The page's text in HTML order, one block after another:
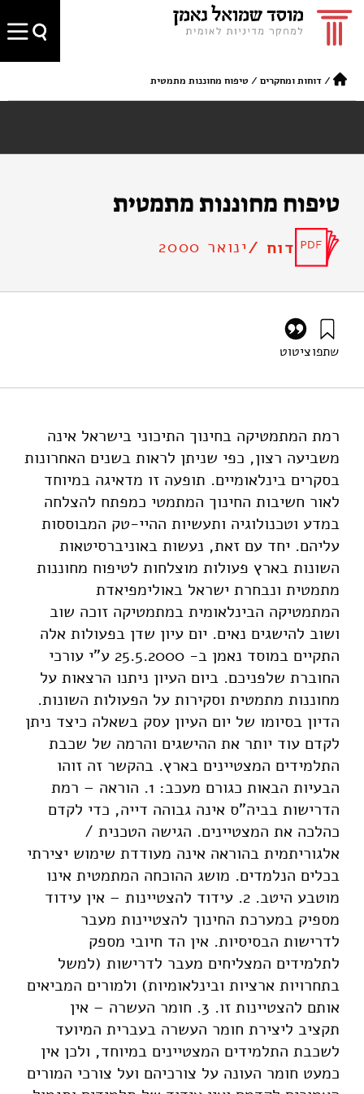
/דוחות ומחקרים /טיפוח מחוננות מתמטית
טיפוח מחוננות מתמטית
דוח /ינואר 2000
שתפוציטוט
רמת המתמטיקה בחינוך התיכוני בישראל אינה
משביעה רצון, כפי שניתן לראות בשנים האחרונות
בסקרים בינלאומיים. תופעה זו מדאיגה במיוחד
לאור חשיבות החינוך המתמטי כמפתח להצלחה
במדע וטכנולוגיה ותעשיות ההיי-טק המבוססות
עליהם. יחד עם זאת, נעשות באוניברסיטאות
השונות בארץ פעולות מוצלחות לטיפוח מחוננות
מתמטית ונבחרת ישראל באולימפיאדת
המתמטיקה הבינלאומית במתמטיקה זוכה שוב
ושוב להישגים נאים. יום עיון שדן בפעולות אלה
התקיים במוסד נאמן ב- 25.5.2000 ע"י עורכי
החוברת שלפניכם. ביום העיון ניתנו הרצאות על
מחוננות מתמטית וסקירות על הפעולות השונות.
הדיון בסיומו של יום העיון עסק בשאלה כיצד ניתן
לקדם עוד יותר את ההישגים והרמה של שכבת
התלמידים המצטיינים בארץ. בהקשר זה זוהו
הבעיות הבאות כגורם מעכב: 1. הוראה – רמת
הדרישות בביה"ס אינה גבוהה דייה, כדי לקדם
כהלכה את המצטיינים. הגישה הטכנית /
אלגוריתמית בהוראה אינה מעודדת שימוש יצירתי
בכלים הנלמדים. מושג ההוכחה המתמטית אינו
מוטבע היטב. 2. עידוד להצטיינות – אין עידוד
מספיק במערכת החינוך להצטיינות מעבר
לדרישות הבסיסיות. אין הד חיובי מספק
לתלמידים המצליחים מעבר לדרישות (למשל
בתחרויות ארציות ובינלאומיות) ולמורים המביאים
אותם להצטיינות זו. 3. חומר העשרה – אין
תקציב ליצירת חומר העשרה בעברית המיועד
לשכבת התלמידים המצטיינים במיוחד, ולכן אין
כמעט חומר העונה על צורכיהם ועל צורכי המורים